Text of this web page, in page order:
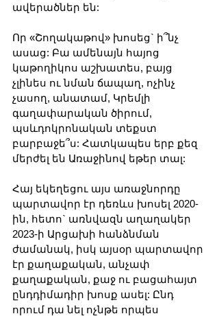
ավերածներ են:
Որ «Շողակաթով» խոսեց` ի՞նչ
ասաց: Բա ամենայն հայոց
կաթողիկոս աշխատես, բայց
չլինես ու նման ճապաղ, ոչինչ
չասող, անատամ, Կրեմլի
գաղափարական ծիրում,
պսևդոկրոնական տեքստ
բարբաջե՞ս: Հատկապես երբ քեզ
մերժել են Առաջինով եթեր տալ:
Հայ եկեղեցու այս առաջնորդը
պարտավոր էր դեռևս խոսել 2020-
ին, հետո` առնվազն աղաղակեր
2023-ի Արցախի հանձնման
ժամանակ, իսկ այսօր պարտավոր
էր քաղաքական, անչափ
քաղաքական, քաջ ու բացահայտ
ընդդիմադիր խոսք ասել: Ընդ
որում դա նել ոչնթե որպես